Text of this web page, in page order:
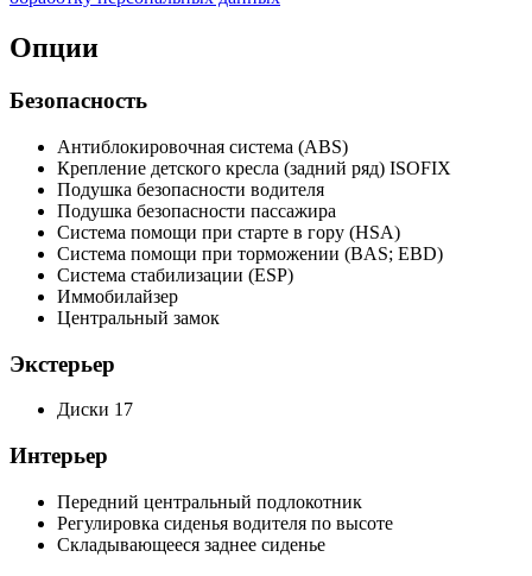
Опции
Безопасность
Антиблокировочная система (ABS)
Крепление детского кресла (задний ряд) ISOFIX
Подушка безопасности водителя
Подушка безопасности пассажира
Система помощи при старте в гору (HSA)
Система помощи при торможении (BAS; EBD)
Система стабилизации (ESP)
Иммобилайзер
Центральный замок
Экстерьер
Диски 17
Интерьер
Передний центральный подлокотник
Регулировка сиденья водителя по высоте
Складывающееся заднее сиденье